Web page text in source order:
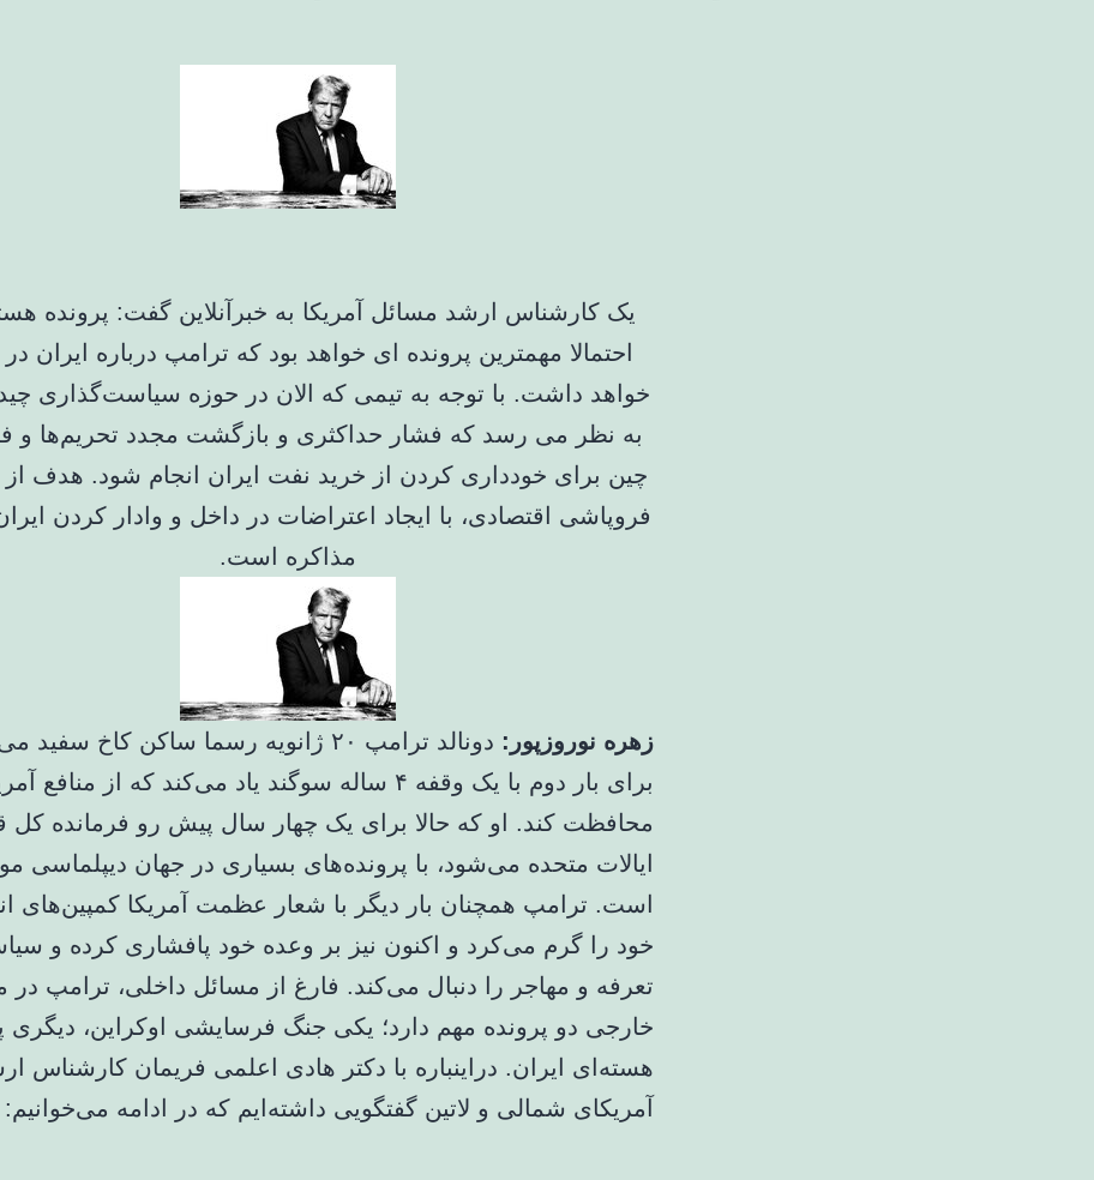
یک کارشناس ارشد مسائل آمریکا به خبرآنلاین گفت: پرونده
احتمالا مهمترین پرونده ای خواهد بود که ترامپ درباره ایران
خواهد داشت. با توجه به تیمی که الان در حوزه سیاست‌گذاری
به نظر می رسد که فشار حداکثری و بازگشت مجدد تحریم‌ها و
چین برای خودداری کردن از خرید نفت ایران انجام شود. هدف از
فروپاشی اقتصادی، با ایجاد اعتراضات در داخل و وادار کردن
مذاکره است.
زهره نوروزپور:
دونالد ترامپ ۲۰ ژانویه رسما ساکن کاخ
برای بار دوم با یک وقفه ۴ ساله سوگند یاد می‌کند که از منافع
محافظت کند. او که حالا برای یک چهار سال پیش رو فرمانده کل
ایالات متحده می‌شود، با پرونده‌های بسیاری در جهان دیپلماسی
است. ترامپ همچنان بار دیگر با شعار عظمت آمریکا کمپین‌های
خود را گرم می‌کرد و اکنون نیز بر وعده خود پافشاری کرده و
تعرفه و مهاجر را دنبال می‌کند. فارغ از مسائل داخلی، ترامپ در
خارجی دو پرونده مهم دارد؛ یکی جنگ فرسایشی اوکراین، دیگری
هسته‌ای ایران. دراینباره با دکتر هادی اعلمی فریمان کارشناس
آمریکای شمالی و لاتین گفتگویی داشته‌ایم که در ادامه می‌خوانیم: